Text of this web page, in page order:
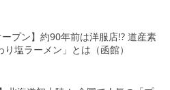
ープン】約90年前は洋服店!? 道産素
塩ラーメン」とは（函館）